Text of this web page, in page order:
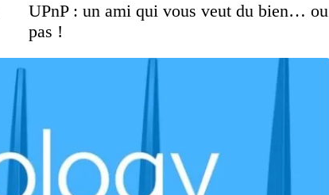
UPnP : un ami qui vous veut du bien… ou
pas !